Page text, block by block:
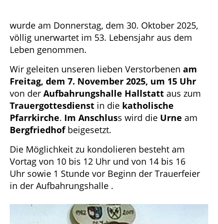
wurde am Donnerstag, dem 30. Oktober 2025,
völlig unerwartet im 53. Lebensjahr aus dem
Leben genommen.
Wir geleiten unseren lieben Verstorbenen am
Freitag, dem 7. November 2025, um 15 Uhr
von der Aufbahrungshalle Hallstatt aus zum
Trauergottesdienst in die katholische
Pfarrkirche. Im Anschluss wird die Urne am
Bergfriedhofbeigesetzt.
Die Möglichkeit zu kondolieren besteht am
Vortag von 10 bis 12 Uhr und von 14 bis 16
Uhr sowie 1 Stunde vor Beginn der Trauerfeier
in der Aufbahrungshalle .